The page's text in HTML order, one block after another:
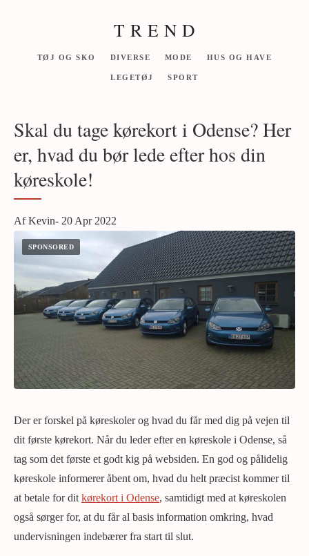
T R E N D
TØJ OG SKO DIVERSE MODE HUS OG HAVE
LEGETØJ SPORT
Skal du tage kørekort i Odense? Her
er, hvad du bør lede efter hos din
køreskole!
Af Kevin- 20 Apr 2022
Der er forskel på køreskoler og hvad du får med dig på vejen til
dit første kørekort. Når du leder efter en køreskole i Odense, så
tag som det første et godt kig på websiden. En god og pålidelig
køreskole informerer åbent om, hvad du helt præcist kommer til
at betale for dit kørekort i Odense, samtidigt med at køreskolen
også sørger for, at du får al basis information omkring, hvad
undervisningen indebærer fra start til slut.